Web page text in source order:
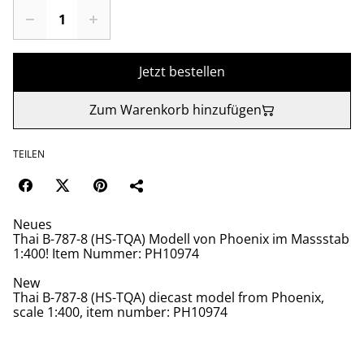
Jetzt bestellen
Zum Warenkorb hinzufügen
TEILEN
Neues
Thai B-787-8 (HS-TQA) Modell von Phoenix im Massstab
1:400! Item Nummer: PH10974
New
Thai B-787-8 (HS-TQA) diecast model from Phoenix,
scale 1:400, item number: PH10974